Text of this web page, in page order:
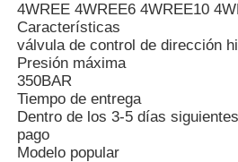
Vídeos
Acerca de nosotros
4WREE 4WREE6 4WREE10
Características
válvula de control de dirección
Presión máxima
350BAR
Tiempo de entrega
Dentro de los 3-5 días
pago
Modelo popular